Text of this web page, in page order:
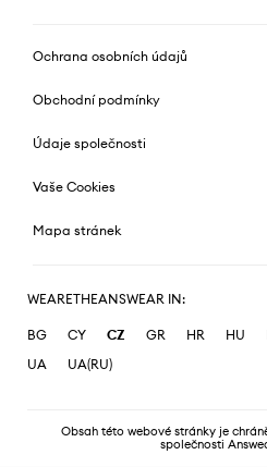
Ochrana osobních údajů
Obchodní podmínky
Údaje společnosti
Vaše Cookies
Mapa stránek
WEARETHEANSWEAR IN:
BG CY CZ GR HR HU
UA
UA(RU)
Obsah této webové stránky je
společnosti